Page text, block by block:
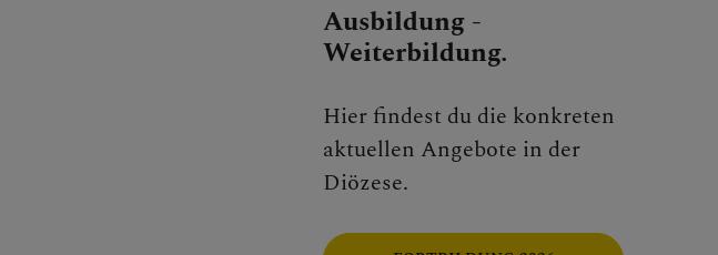
Ausbildung -
Weiterbildung.
Hier findest du die konkreten
aktuellen Angebote in der
Diözese.